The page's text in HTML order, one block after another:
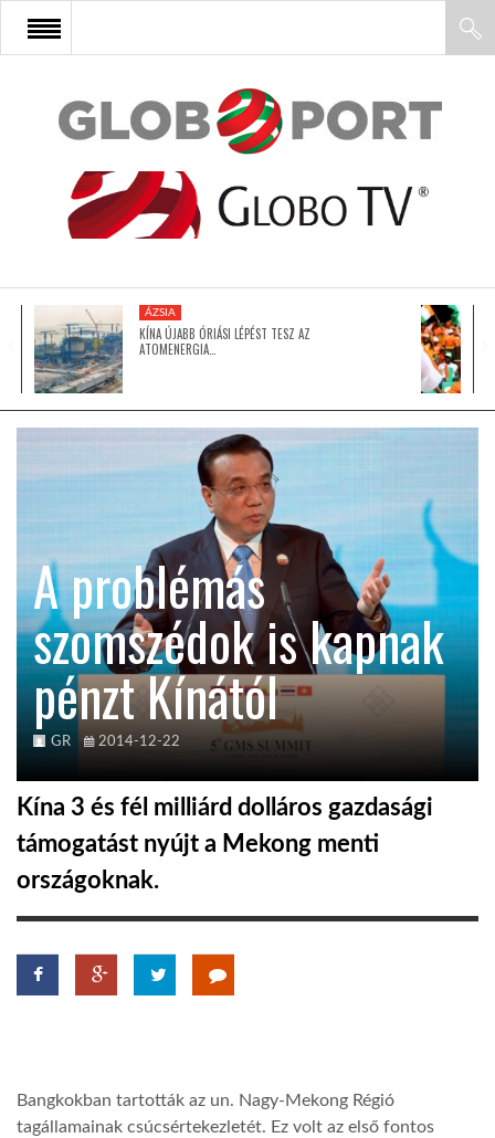
FŐOLDAL
AFRIKA
ÁZSIA
LATIN-AMERIKA
AUSZTRÁLIA
A VILÁG ITTHON
GLOBOTV BP
HÍR3D
GLOBOTV
ÁZSIA
KÍNA ÚJABB ÓRIÁSI LÉPÉST TESZ AZ
ATOMENERGIA…
A problémás
szomszédok is kapnak
pénzt Kínától
GR 2014-12-22
Kína 3 és fél milliárd dolláros gazdasági
támogatást nyújt a Mekong menti
országoknak.
Bangkokban tartották az un. Nagy-Mekong Régió
tagállamainak csúcsértekezletét. Ez volt az első fontos